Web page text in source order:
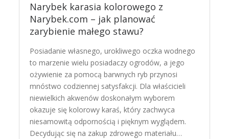
Narybek karasia kolorowego z
Narybek.com – jak planować
zarybienie małego stawu?
Posiadanie własnego, urokliwego oczka wodnego
to marzenie wielu posiadaczy ogrodów, a jego
ożywienie za pomocą barwnych ryb przynosi
mnóstwo codziennej satysfakcji. Dla właścicieli
niewielkich akwenów doskonałym wyborem
okazuje się kolorowy karaś, który zachwyca
niesamowitą odpornością i pięknym wyglądem.
Decydując się na zakup zdrowego materiału…